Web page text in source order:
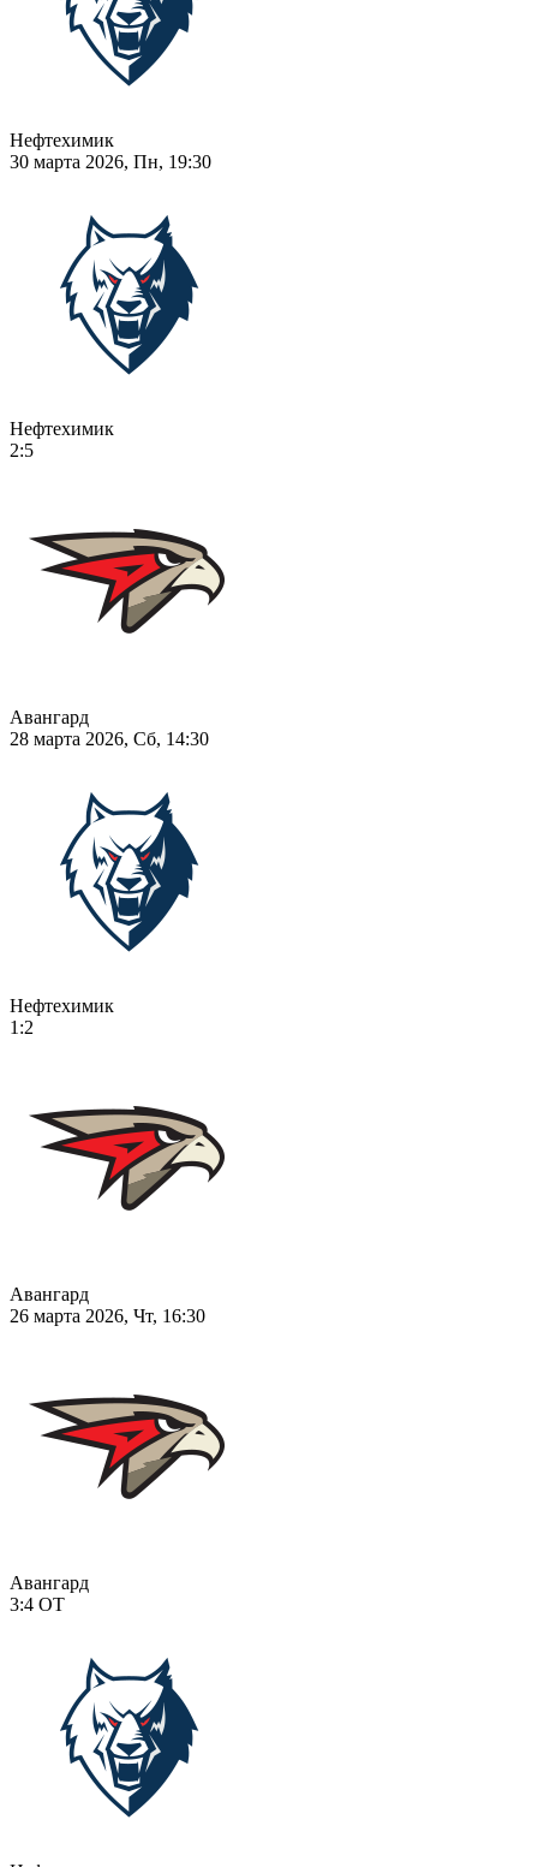
Нефтехимик
30 марта 2026, Пн, 19:30
Нефтехимик
2:5
Авангард
28 марта 2026, Сб, 14:30
Нефтехимик
1:2
Авангард
26 марта 2026, Чт, 16:30
Авангард
3:4 ОТ